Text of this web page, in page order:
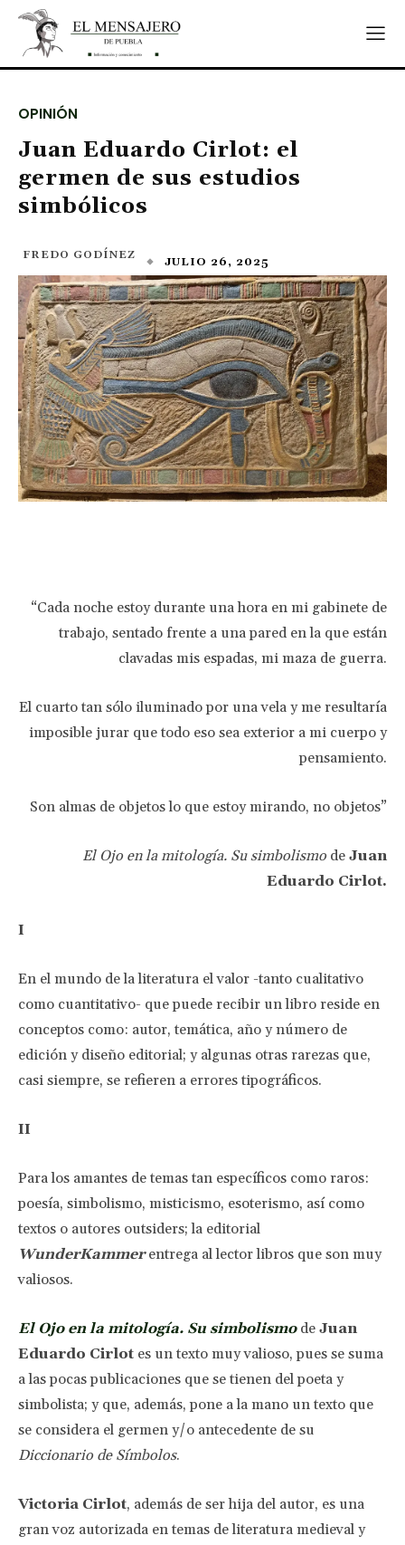
OPINIÓN
Juan Eduardo Cirlot: el
germen de sus estudios
simbólicos
FREDO GODÍNEZ JULIO 26, 2025
“Cada noche estoy durante una hora en mi gabinete de
trabajo, sentado frente a una pared en la que están
clavadas mis espadas, mi maza de guerra.
El cuarto tan sólo iluminado por una vela y me resultaría
imposible jurar que todo eso sea exterior a mi cuerpo y
pensamiento.
Son almas de objetos lo que estoy mirando, no objetos”
El Ojo en la mitología. Su simbolismo de Juan
Eduardo Cirlot.
I
En el mundo de la literatura el valor -tanto cualitativo
como cuantitativo- que puede recibir un libro reside en
conceptos como: autor, temática, año y número de
edición y diseño editorial; y algunas otras rarezas que,
casi siempre, se refieren a errores tipográficos.
II
Para los amantes de temas tan específicos como raros:
poesía, simbolismo, misticismo, esoterismo, así como
textos o autores outsiders; la editorial
WunderKammerentrega al lector libros que son muy
valiosos.
El Ojo en la mitología. Su simbolismode Juan
Eduardo Cirlot es un texto muy valioso, pues se suma
a las pocas publicaciones que se tienen del poeta y
simbolista; y que, además, pone a la mano un texto que
se considera el germen y/o antecedente de su
Diccionario de Símbolos.
Victoria Cirlot, además de ser hija del autor, es una
gran voz autorizada en temas de literatura medieval y